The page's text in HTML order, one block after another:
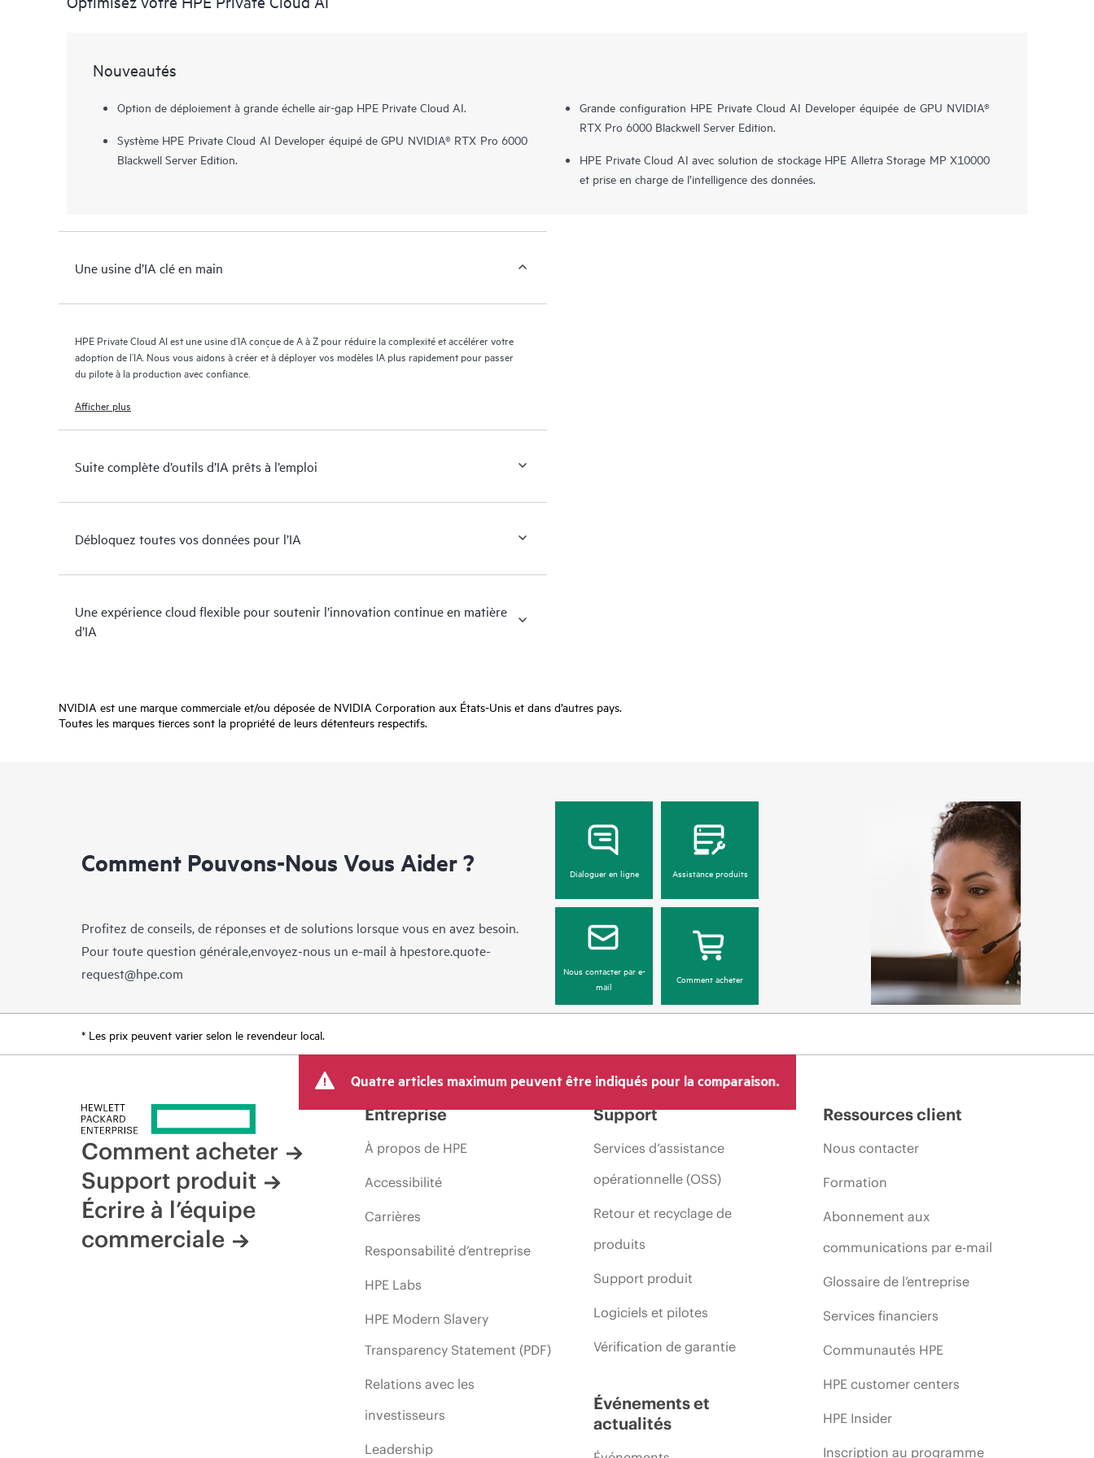
Nouveautés
Option de déploiement à grande échelle air-gap HPE Private Cloud AI.
Système HPE Private Cloud AI Developer équipé de GPU NVIDIA® RTX Pro 6000
Blackwell Server Edition.
Grande configuration HPE Private Cloud AI Developer équipée de GPU NVIDIA®
RTX Pro 6000 Blackwell Server Edition.
HPE Private Cloud AI avec solution de stockage HPE Alletra Storage MP X10000
et prise en charge de l’intelligence des données.
Une usine d’IA clé en main
HPE Private Cloud AI est une usine d’IA conçue de A à Z pour réduire la complexité et accélérer votre
adoption de l’IA. Nous vous aidons à créer et à déployer vos modèles IA plus rapidement pour passer
du pilote à la production avec confiance.
Afficher plus
Suite complète d’outils d’IA prêts à l’emploi
Débloquez toutes vos données pour l’IA
Une expérience cloud flexible pour soutenir l’innovation continue en matière
d’IA
NVIDIA est une marque commerciale et/ou déposée de NVIDIA Corporation aux États-Unis et dans d’autres pays.
Toutes les marques tierces sont la propriété de leurs détenteurs respectifs.
Comment Pouvons-Nous Vous Aider ?
Profitez de conseils, de réponses et de solutions lorsque vous en avez besoin.
Pour toute question générale,envoyez-nous un e-mail à hpestore.quote-
request@hpe.com
Dialoguer en ligne Assistance produits
Nous contacter par e-
mail
Comment acheter
* Les prix peuvent varier selon le revendeur local.
Quatre articles maximum peuvent être indiqués pour la comparaison.
Comment acheter
Support produit
Écrire à l’équipe
commerciale
Entreprise
À propos de HPE
Accessibilité
Carrières
Responsabilité d’entreprise
HPE Labs
HPE Modern Slavery
Transparency Statement (PDF)
Relations avec les
investisseurs
Leadership
Support
Services d’assistance
opérationnelle (OSS)
Retour et recyclage de
produits
Support produit
Logiciels et pilotes
Vérification de garantie
Événements et
actualités
Ressources client
Nous contacter
Formation
Abonnement aux
communications par e-mail
Glossaire de l’entreprise
Services financiers
Communautés HPE
HPE customer centers
HPE Insider
Inscription au programme